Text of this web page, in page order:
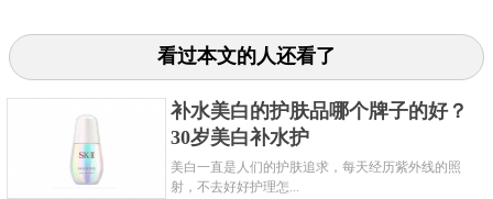
产品介绍：欧莱雅这款精华水含有大量葡萄籽精
粹，可以快速的为肌底注入水分，缓解面部的干燥问
题，对于脸部的暗沉也会有所修复，整体肤质看起来
会更加水润饱满。
关键字：护肤品
看过本文的人还看了
补水美白的护肤品哪个牌子的好？
30岁美白补水护
美白一直是人们的护肤追求，每天经历紫外线的照
射，不去好好护理怎...